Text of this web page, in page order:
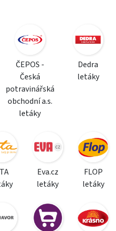
ČEPOS -
Česká
potravinářská
obchodní a.s.
letáky
Dedra
letáky
Eva.cz
letáky
FLOP
letáky